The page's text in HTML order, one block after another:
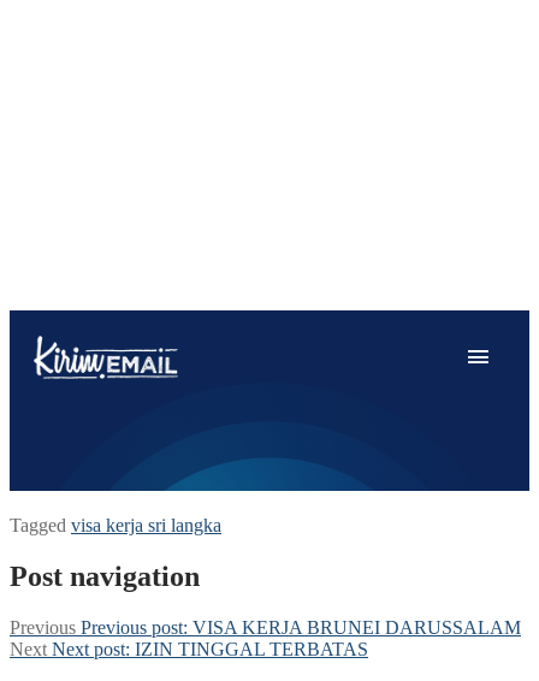
Tagged visa kerja sri langka
Post navigation
Previous Previous post: VISA KERJA BRUNEI DARUSSALAM
Next Next post: IZIN TINGGAL TERBATAS